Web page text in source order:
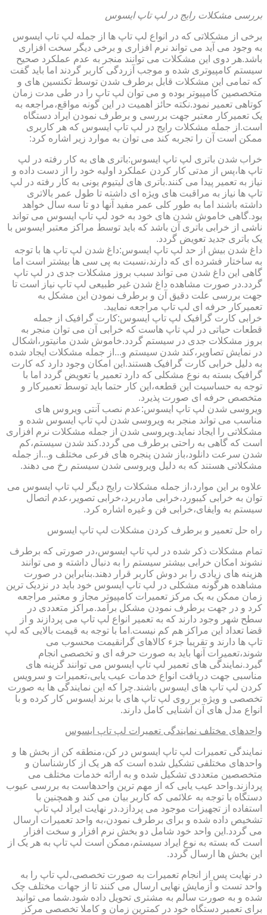
بررسی مشکلات رایج در لپ تاپ ایسوس
برخی از مشکلاتی که در انواع لپ تاپ ها از جمله لپ تاپ ایسوس
به وجود می آید می تواند نرم افزاری و برخی دیگر سخت افزاری
باشد.هر دوی این مشکلات می توانند منجر به عدم عملکرد صحیح
سیستم کامپیوتری شده و موجب آزردگی کاربر گردند اما باید گفت
که تمامی این مشکلات قابل برطرف شدن توسط تکنسین های و
متخصصین کامپیوتر بوده و می توان لپ تاپ را در طی مدت زمان
کوتاهی تعمیر نمود.نکته حائز اهمیت در این گونه مواقع،مراجعه به
یک تعمیرکار معتبر جهت بررسی و برطرف نمودن ایراد دستگاه
است.از جمله مشکلات رایج در لپ تاپ ایسوس که هر کاربری
ممکن است آن را تجربه کند می توان به موارد زیر اشاره کرد:
خراب شدن باتری لپ تاپ ایسوس:باتری های به کار رفته در لپ
تاپ ها،پس از مدتی کار کردن عملکرد اولیه خود را از دست داده و
نیاز به تعمیر پیدا می کنند.باتری های لیتیوم یونی به کار رفته در لپ
تاپ ها نیاز به مراقبت های ویژه ای داشته تا طول عمر بالاتری
داشته باشند اما به طور کلی عمر مفید آنها دو تا سه سال خواهد
بود.گاهی خاموش شدن های خود به خود لپ تاپ ایسوس می تواند
ناشی از خرابی باتری آن باشد که باید توسط مراکز معتبر ایسوس با
یک باتری جدید تعویض گردد.
داغ شدن بیش از حد لپ تاپ ایسوس:داغ شدن لپ تاپ ها با توجه
به ساختار فشرده ای که دارند،نسبت به پی سی ها بیشتر است اما
گاهی این داغ شدن می تواند سبب بروز مشکلات جدی در لپ تاپ
گردد.در صورت مشاهده داغ شدن غیر طبیعی لپ تاپ نیاز است تا
جهت بررسی علت دقیق آن و برطرف نمودن این مشکل به
تعمیرکار حرفه ای لپ تاپ مراجعه نمایید.
خرابی کارت گرافیک لپ تاپ ایسوس:کارت گرافیک از جمله
قطعات حیاتی در لپ تاپ هاست که خرابی آن می توان منجر به
بروز مشکلات جدی در سیستم گردد.خاموش شدن مانیتور،اشکال
در نمایش تصاویر،کند شدن سیستم و...از جمله مشکلات ایجاد شده
به دلیل خرابی کارت گرافیک هستند.این امکان وجود دارد که کارت
گرافیک بسته به نوع مشکلی که دارد تعمیر یا تعویض گردد اما با
توجه به حساسیت این قطعه،این کار حتما باید توسط تعمیرکار و
متخصص حرفه ای صورت پذیرد.
ویروسی شدن لپ تاپ ایسوس:عدم نصب آنتی ویروس های
مناسب می تواند منجر به ویروسی شدن لپ تاپ ایسوس شده و
مشکلاتی را ایجاد نماید.ویروسی شدن از جمله مشکلات نرم افزاری
است که گاهی به راحتی برطرف می گردد.کند شدن سیستم،کم
شدن سرعت دانلود،باز شدن پنجره های فرعی مختلف و...از جمله
مشکلاتی هستند که به دلیل ویروسی شدن سیستم رخ می دهند.
علاوه بر این موارد،از جمله مشکلات رایج دیگر لپ تاپ ایسوس می
توان به خرابی کیبورد،خرابی مادربرد،خرابی تصویر،عدم اتصال
سیستم به وایفای،خرابی فن و غیره اشاره کرد.
راه حل تعمیر و برطرف کردن مشکلات لپ تاپ ایسوس
تمام مشکلات ذکر شده در لپ تاپ ایسوس،در صورتی که برطرف
نشوند امکان خرابی بیشتر سیستم را به دنبال داشته و می توانند
هزینه های زیادی را بر دوش کاربر قرار دهند.بنابراین در صورت
مشاهده هرگونه مشکلی در لپ تاپ ایسوس خود باید در نزدیک ترین
زمان ممکن به یک مرکز تعمیرات کامپیوتر مجاز و معتبر مراجعه
کرد و در جهت برطرف نمودن مشکل برآمد.مراکز متعددی در
سطح شهر وجود دارند که به تعمیر انواع لپ تاپ می پردازند و از
قضا تعداد این مراکز هم کم نیست.اما با توجه به قیمت بالایی که لپ
تاپ ها دارند و تقریبا جزء کالاهای گرانقیمت محسوب می
شوند،تعمیرات آنها باید به صورت حرفه ای و تخصصی انجام
گیرد.نمایندگی های تعمیر لپ تاپ ایسوس می توانند گزینه های
مناسبی جهت دریافت انواع خدمات عیب یابی،تعمیرات و سرویس
کردن لپ تاپ های ایسوس باشند.چرا که این نمایندگی ها به صورت
تخصصی و ویژه بر روی لپ تاپ های با برند ایسوس کار کرده و با
انواع مدل های آن آشنایی کامل دارند.
واحدهای مختلف نمایندگی تعمیرات لپ تاپ ایسوس
نمایندگی تعمیرات لپ تاپ ایسوس در کن،منطقه کن از بخش ها و
واحدهای مختلفی تشکیل شده است که هر یک از کارشناسان و
متخصصین متعددی تشکیل شده و به ارائه خدمات مختلف می
پردازند.واحد عیب یابی که از مهم ترین واحدهاست به بررسی عیوب
دستگاه با توجه به علائمی که کاربر بیان می کند و همچنین با
استفاده از تجهیزات موجود می پردازد.در نهایت ایراد لپ تاپ
تشخیص داده شده و برای برطرف نمودن،به واحد تعمیرات ارسال
می گردد.این واحد خود شامل دو بخش نرم افزار و سخت افزار
است که بسته به نوع ایراد سیستم،ممکن است لپ تاپ به هر یک از
این بخش ها ارسال گردد.
در نهایت پس از انجام تعمیرات به صورت تخصصی،لپ تاپ را به
واحد تست و آزمایش نهایی ارسال می کنند تا از جهات مختلف چک
شده و به صورت سالم به مشتری تحویل داده شود.شما می توانید
برای تعمیر دستگاه خود در کمترین زمان و کاملا تخصصی مرکز